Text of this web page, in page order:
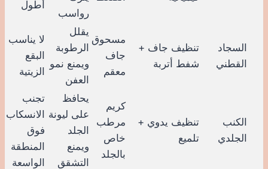
رواسب
أطول
السجاد
القطني
تنظيف جاف +
شفط أتربة
مسحوق
جاف
معقم
يقلل
الرطوبة
ويمنع نمو
العفن
لا يناسب
البقع
الزيتية
الكنب
الجلدي
تنظيف يدوي +
تلميع
كريم
مرطب
خاص
بالجلد
يحافظ
على ليونة
الجلد
ويمنع
التشقق
تجنب
الانسكاب
فوق
المنطقة
الواسعة